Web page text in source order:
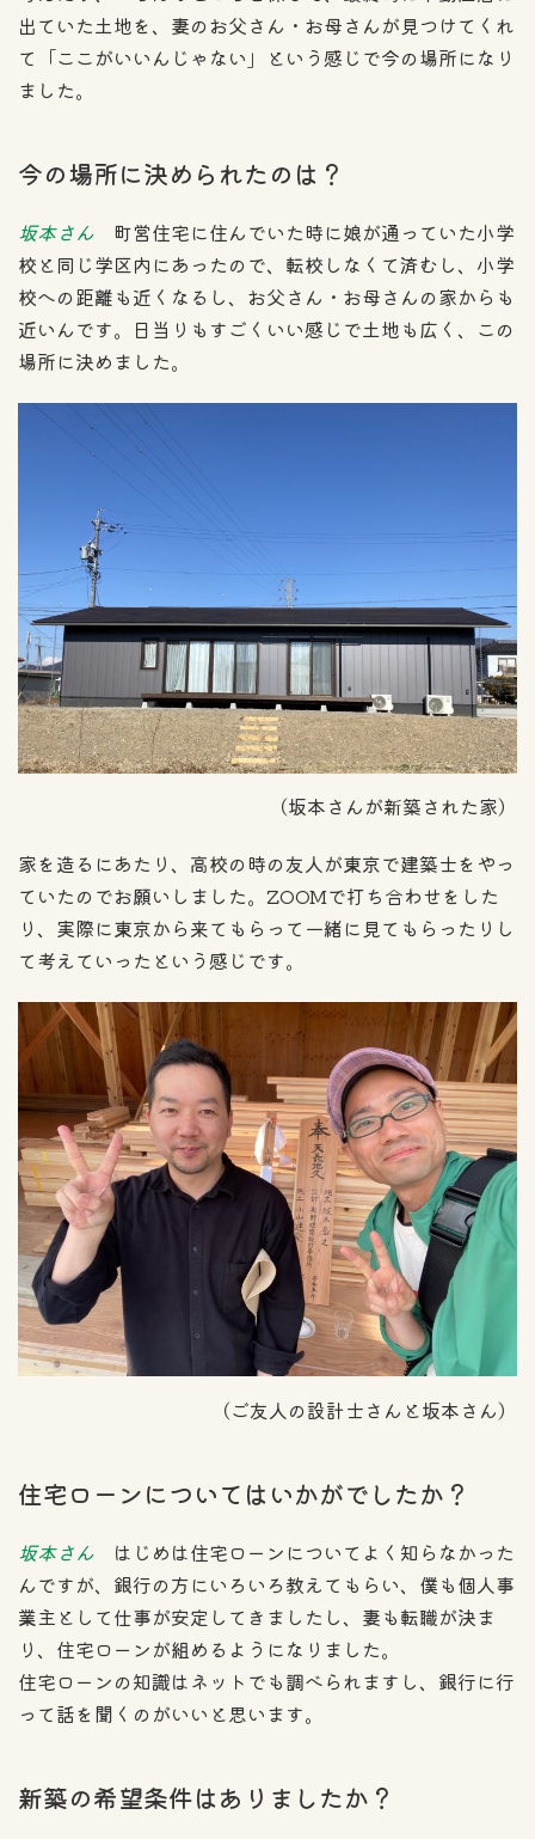
出ていた土地を、妻のお父さん・お母さんが見つけてくれ
て「ここがいいんじゃない」という感じで今の場所になり
ました。
今の場所に決められたのは？
坂本さん 町営住宅に住んでいた時に娘が通っていた小学
校と同じ学区内にあったので、転校しなくて済むし、小学
校への距離も近くなるし、お父さん・お母さんの家からも
近いんです。日当りもすごくいい感じで土地も広く、この
場所に決めました。
（坂本さんが新築された家）
家を造るにあたり、高校の時の友人が東京で建築士をやっ
ていたのでお願いしました。ZOOMで打ち合わせをした
り、実際に東京から来てもらって一緒に見てもらったりし
て考えていったという感じです。
（ご友人の設計士さんと坂本さん）
住宅ローンについてはいかがでしたか？
坂本さん はじめは住宅ローンについてよく知らなかった
んですが、銀行の方にいろいろ教えてもらい、僕も個人事
業主として仕事が安定してきましたし、妻も転職が決ま
り、住宅ローンが組めるようになりました。
住宅ローンの知識はネットでも調べられますし、銀行に行
って話を聞くのがいいと思います。
新築の希望条件はありましたか？